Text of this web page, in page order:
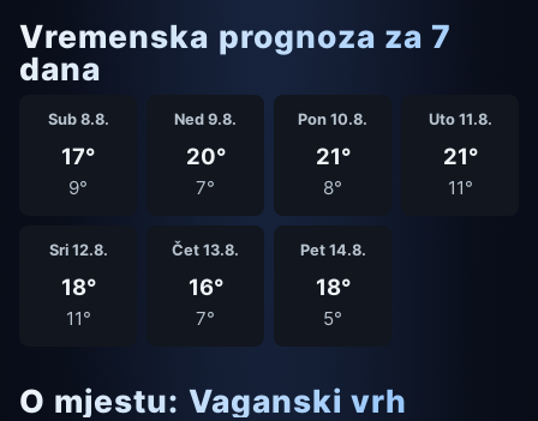
Vremenska prognoza za 7
dana
Sub 8.8.
17°
9°
Ned 9.8.
20°
7°
Pon 10.8.
21°
8°
Uto 11.8.
21°
11°
Sri 12.8.
18°
11°
Čet 13.8.
16°
7°
Pet 14.8.
18°
5°
O mjestu: Vaganski vrh